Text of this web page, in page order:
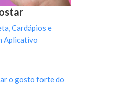
Cardápios e
Aplicativo
o gosto forte do